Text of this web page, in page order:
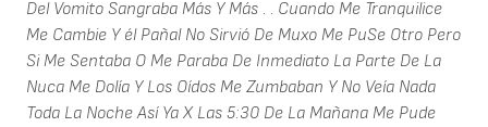
Del Vomito Sangraba Más Y Más . . Cuando Me Tranquilice
Me Cambie Y él Pañal No Sirvió De Muxo Me PuSe Otro Pero
Si Me Sentaba O Me Paraba De Inmediato La Parte De La
Nuca Me Dolía Y Los Oídos Me Zumbaban Y No Veía Nada
Toda La Noche Así Ya X Las 5:30 De La Mañana Me Pude